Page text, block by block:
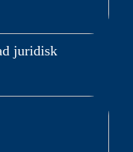
juridisk